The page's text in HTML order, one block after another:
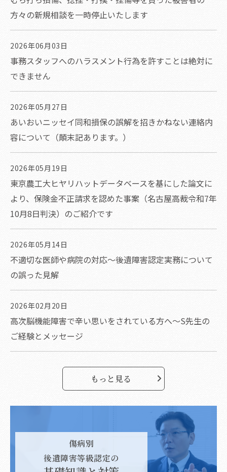
方々の新規相談を一時停止いたします
2026年06月03日
事務スタッフへのハラスメント行為を許すことは絶対に
できません
2026年05月27日
あいおいニッセイ同和損保の誤解を招きかねない連絡内
容について（顛末記あります。）
2026年05月19日
東京農工大ヒヤリハットデータベースを基にした論文に
より、保険金不正請求を認めた事案（名古屋高裁令和7年
10月8日判決）のご紹介です
2026年05月14日
不適切な医師や病院の対応～後遺障害認定実務について
の誤った見解
2026年02月20日
高次脳機能障害で辛い思いをされている方へ～S先生の
ご経験とメッセージ
もっと見る
傷病別
後遺障害等級認定の